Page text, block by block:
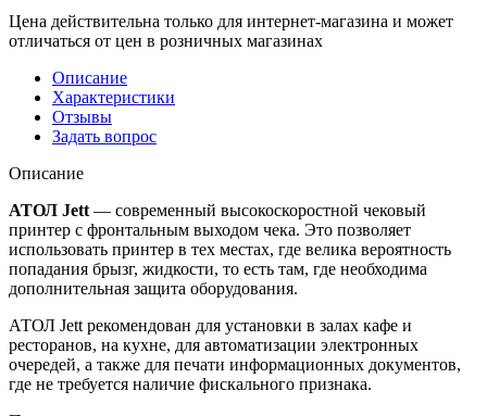
Цена действительна только для интернет-магазина и может
отличаться от цен в розничных магазинах
Описание
Характеристики
Отзывы
Задать вопрос
Описание
АТОЛ Jett — современный высокоскоростной чековый
принтер с фронтальным выходом чека. Это позволяет
использовать принтер в тех местах, где велика вероятность
попадания брызг, жидкости, то есть там, где необходима
дополнительная защита оборудования.
АТОЛ Jett рекомендован для установки в залах кафе и
ресторанов, на кухне, для автоматизации электронных
очередей, а также для печати информационных документов,
где не требуется наличие фискального признака.